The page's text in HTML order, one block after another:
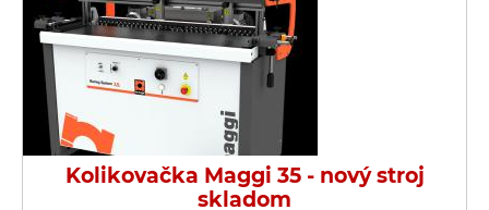
Kolikovačka Maggi 35 - nový stroj
skladom